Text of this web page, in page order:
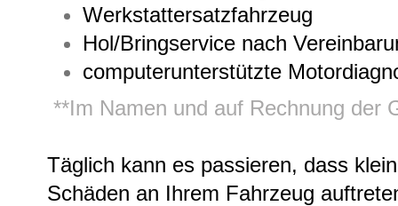
Werkstattersatzfahrzeug
Hol/Bringservice nach
computerunterstützte
**Im Namen und auf Rechnung der
Täglich kann es passieren, dass
Schäden an Ihrem Fahrzeug